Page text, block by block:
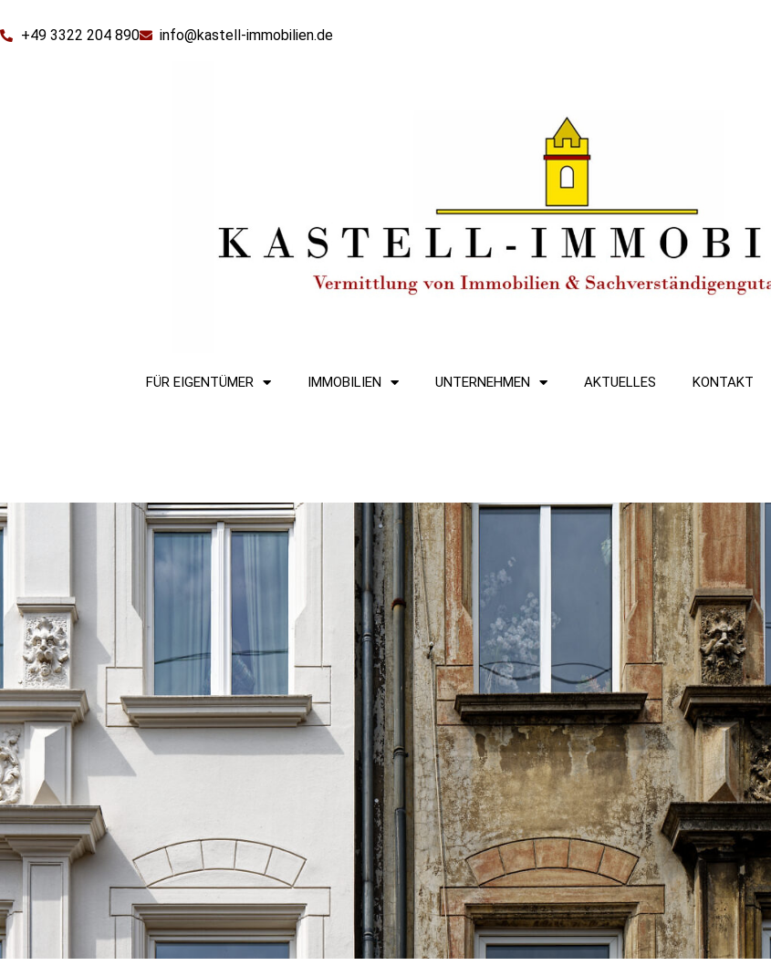
+49 3322 204 890 info@kastell-immobilien.de
FÜR EIGENTÜMER IMMOBILIEN UNTERNEHMEN AKTUELLES KONTAKT